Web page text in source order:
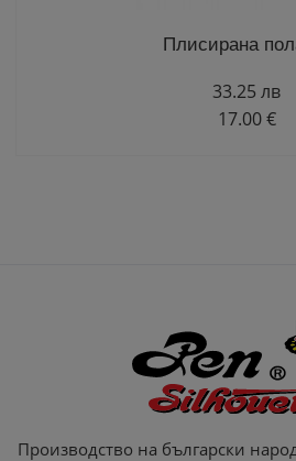
Плисирана
33.25 лв
17.00 €
Производство на български